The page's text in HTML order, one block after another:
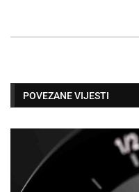
POVEZANE VIJESTI